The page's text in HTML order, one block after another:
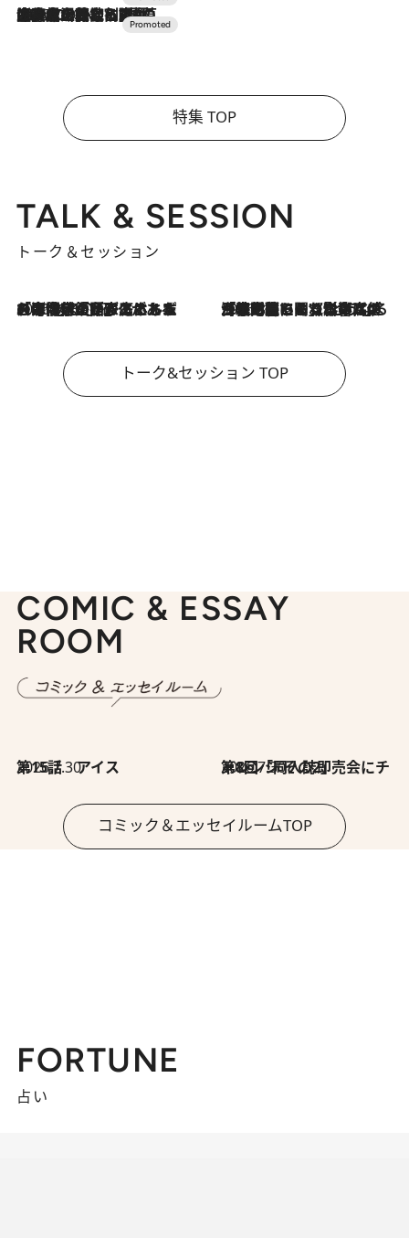
2026.7.10
NEW OPEN！【界 草津】名湯の地に誕生。趣の異なる2種の温泉と上州ならではの会席・蕎麦割烹など美食を味わう究極の癒やし旅
特集 TOP
TALK & SESSION
トーク＆セッション
2026.8.3
「今後値上げがあるとすれば…」「リスクがあるのは今年の冬」エネルギー専門家が語る、ホルムズ海峡封鎖が家庭にもたらす“ある心配” 2026.8.3
「住宅建てられない…」「サーチャージ料の高値が続いている」ホルムズ海峡封鎖による影響はいつまで続く？《エネルギー専門家に聞く“どうなる日本の暮らし”》
トーク&セッション TOP
COMIC & ESSAY
ROOM
2026.7.30
第15話 アイス 2026.7.30
第8回「同人誌即売会にチャレンジ その2」
コミック＆エッセイルームTOP
FORTUNE
占い